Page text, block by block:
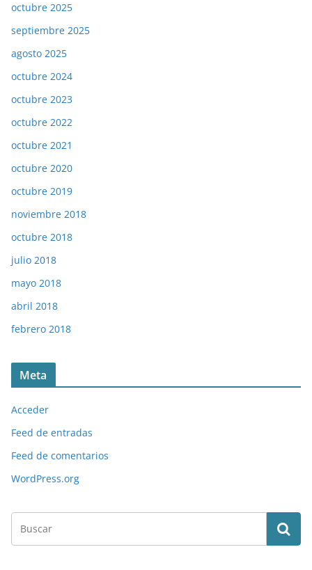
octubre 2025
septiembre 2025
agosto 2025
octubre 2024
octubre 2023
octubre 2022
octubre 2021
octubre 2020
octubre 2019
noviembre 2018
octubre 2018
julio 2018
mayo 2018
abril 2018
febrero 2018
Meta
Acceder
Feed de entradas
Feed de comentarios
WordPress.org